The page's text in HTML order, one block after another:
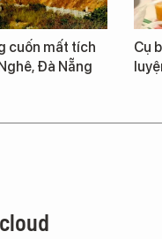
cuốn mất tích
Đà Nẵng
Cụ